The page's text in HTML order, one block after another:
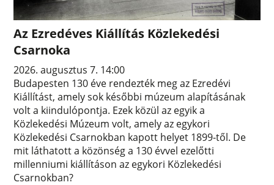
Az Ezredéves Kiállítás Közlekedési
Csarnoka
2026. augusztus 7. 14:00
Budapesten 130 éve rendezték meg az Ezredévi
Kiállítást, amely sok későbbi múzeum alapításának
volt a kiindulópontja. Ezek közül az egyik a
Közlekedési Múzeum volt, amely az egykori
Közlekedési Csarnokban kapott helyet 1899-től. De
mit láthatott a közönség a 130 évvel ezelőtti
millenniumi kiállításon az egykori Közlekedési
Csarnokban?